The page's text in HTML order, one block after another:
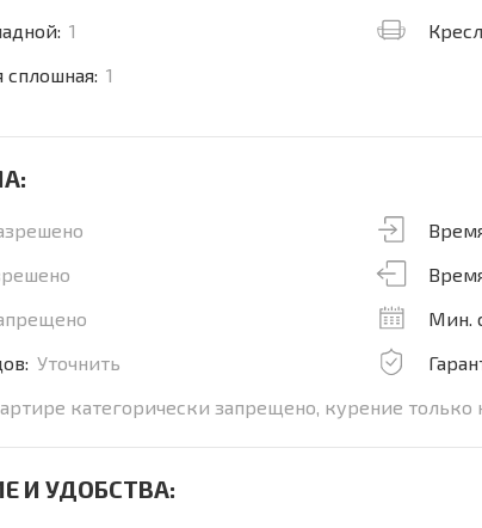
1
сплошная: 1
Уточнить
Мин.
категорически запрещено, курение только
И УДОБСТВА: